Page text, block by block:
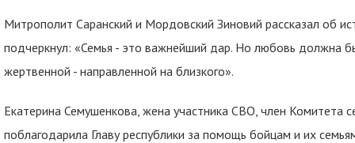
Митрополит Саранский и Мордовский Зиновий рассказал об
подчеркнул: «Семья - это важнейший дар. Но любовь должна
жертвенной - направленной на близкого».
Екатерина Семушенкова, жена участника СВО, член Комитета
поблагодарила Главу республики за помощь бойцам и их